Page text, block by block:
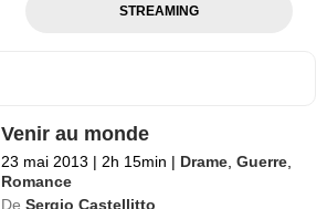
STREAMING
Venir au monde
23 mai 2013 | 2h 15min | Drame ,Guerre
Romance
De Sergio Castellitto